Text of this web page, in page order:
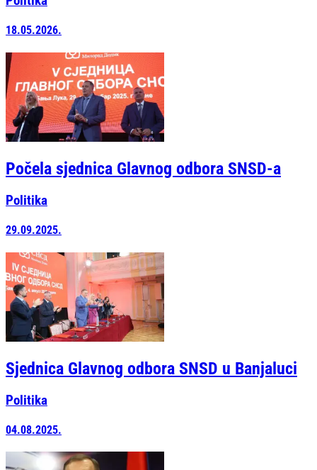
18.05.2026.
Počela sjednica Glavnog odbora SNSD-a
Politika
29.09.2025.
Sjednica Glavnog odbora SNSD u Banjaluci
Politika
04.08.2025.